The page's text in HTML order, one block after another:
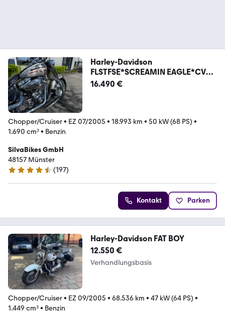
Harley-Davidson
FLSTFSE*SCREAMIN EAGLE*CVO
FAT BOY*EXTREM SELTEN
16.490 €
Chopper/Cruiser• EZ 07/2005 • 18.993 km • 50 kW (68 PS) •
1.690 cm³• Benzin
SilvaBikes GmbH
48157 Münster
4.5 Sterne
(197)
Kontakt Parken
Harley-Davidson FAT BOY
12.550 €
Verhandlungsbasis
Chopper/Cruiser• EZ 09/2005 • 68.536 km • 47 kW (64 PS) •
1.449 cm³• Benzin